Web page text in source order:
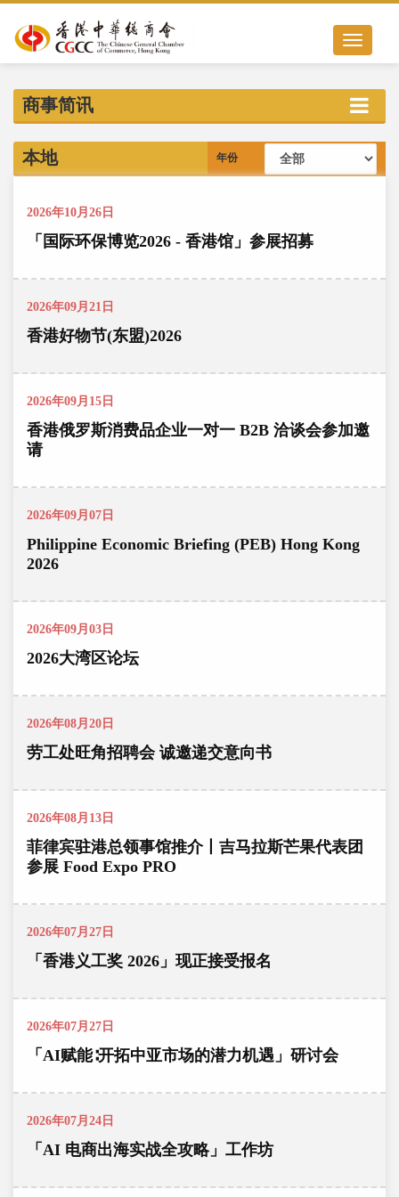
Toggle
商事简讯
本地 年份
2026年10月26日
「国际环保博览2026 - 香港馆」参展招募
2026年09月21日
香港好物节(东盟)2026
2026年09月15日
香港俄罗斯消费品企业一对一 B2B 洽谈会参加邀
请
2026年09月07日
Philippine Economic Briefing (PEB) Hong Kong
2026
2026年09月03日
2026大湾区论坛
2026年08月20日
劳工处旺角招聘会 诚邀递交意向书
2026年08月13日
菲律宾驻港总领事馆推介丨吉马拉斯芒果代表团
参展 Food Expo PRO
2026年07月27日
「香港义工奖 2026」现正接受报名
2026年07月27日
「AI赋能∶开拓中亚市场的潜力机遇」研讨会
2026年07月24日
「AI 电商出海实战全攻略」工作坊